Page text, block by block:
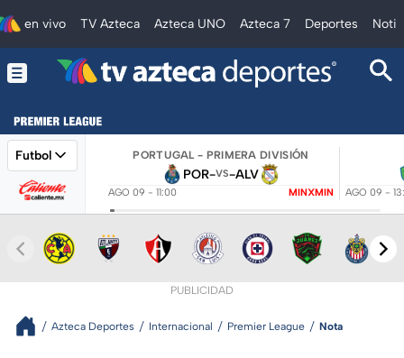
en vivo TV Azteca Azteca UNO Azteca 7 Deportes
Futbol PORTUGAL - PRIMERA DIVISIÓN
POR-VS-ALV
AGO 09 - 11:00 MINXMIN AGO 09 -
PUBLICIDAD
Azteca Deportes Internacional Premier League Nota